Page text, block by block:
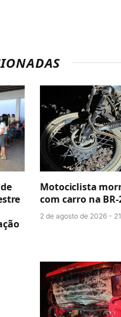
Motociclista
com carro na BR-
2 de agosto de 2026 -